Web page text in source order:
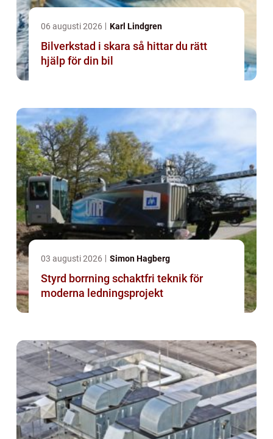
06 augusti 2026 Karl Lindgren
Bilverkstad i skara så hittar du rätt
hjälp för din bil
03 augusti 2026 Simon Hagberg
Styrd borrning schaktfri teknik för
moderna ledningsprojekt